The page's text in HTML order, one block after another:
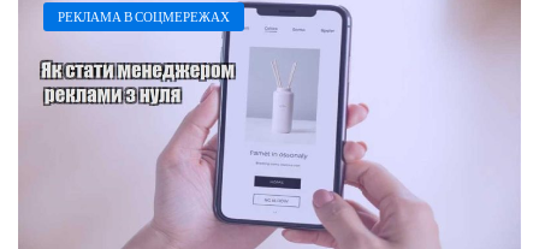
РЕКЛАМА В СОЦМЕРЕЖАХ